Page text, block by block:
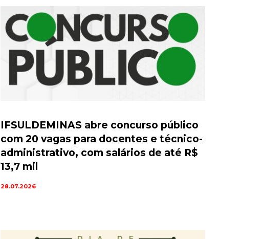
IFSULDEMINAS abre concurso público
com 20 vagas para docentes e técnico-
administrativo, com salários de até R$
13,7 mil
28.07.2026